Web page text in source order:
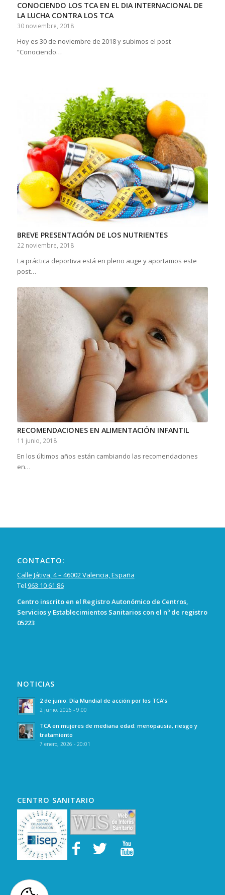
CONOCIENDO LOS TCA EN EL DIA INTERNACIONAL DE
LA LUCHA CONTRA LOS TCA
30 noviembre, 2018
Hoy es 30 de noviembre de 2018 y subimos el post
“Conociendo…
BREVE PRESENTACIÓN DE LOS NUTRIENTES
22 noviembre, 2018
La práctica deportiva está en pleno auge y aportamos este
post…
RECOMENDACIONES EN ALIMENTACIÓN INFANTIL
11 junio, 2018
En los últimos años están cambiando las recomendaciones
en…
CONTACTO:
Calle Játiva, 4 – 46002 Valencia, España
Tel.963 10 61 86
Centro inscrito en el Registro Autonómico de Centros,
Servicios y Establecimientos Sanitarios con el nº de registro
05223
NOTICIAS
2 de junio: Día Mundial de acción por los TCA’s
2 junio, 2026 - 9:00
TCA en mujeres de mediana edad: menopausia, riesgo y
tratamiento
7 enero, 2026 - 20:01
CENTRO SANITARIO